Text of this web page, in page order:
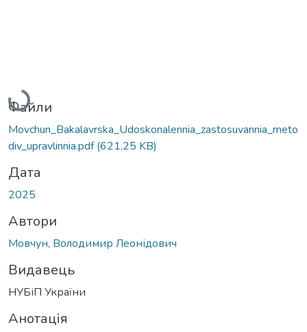
Вантажиться...
Файли
Movchun_Bakalavrska_Udoskonalennia_zastosuvannia_meto
div_upravlinnia.pdf(621,25 KB)
Дата
2025
Автори
Мовчун, Володимир Леонідович
Видавець
НУБіП України
Анотація